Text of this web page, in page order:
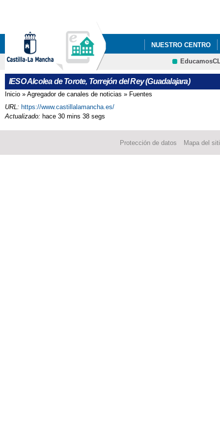
NUESTRO CENTRO
DEPARTAMENTOS
CRFP
IESO Alcolea de Torote, Torrejón del Rey (Guadalajara)
Se encuentra usted aquí
Inicio » Agregador de canales de noticias » Fuentes
URL: https://www.castillalamancha.es/
Actualizado: hace 30 mins 38 segs
Protección de datos Mapa del